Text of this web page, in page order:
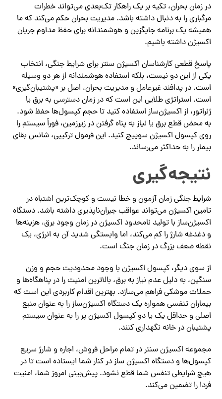
در زمان بحران، تکیه بر یک راهکار تک‌بعدی می‌تواند خطرات
مرگباری را به دنبال داشته باشد. مدیریت بحران حکم می‌کند که ما
همیشه یک برنامه جایگزین و هوشمندانه برای حفظ مداوم جریان
اکسیژن داشته باشیم.
پاسخ قطعی کارشناسان اکسیژن سنتر برای شرایط جنگی، انتخاب
یکی از این دو نیست، بلکه استفاده هوشمندانه از هر دو وسیله
است. در پدافند غیرعامل و مدیریت بحران، اصل بر «پشتیبان‌گیری»
است. استراتژی طلایی این است که در زمان دسترسی به برق یا
ژنراتور، از اکسیژن‌ساز استفاده کنید تا حجم کپسول‌ها حفظ شود.
به محض قطع برق یا نیاز به پناه گرفتن در زیرزمین، فوراً سیستم را
روی کپسول اکسیژن سوییچ کنید. این فرمول ترکیبی، شانس بقای
بیمار را به حداکثر می‌رساند.
نتیجه‌گیری
شرایط جنگی زمان آزمون و خطا نیست و کوچک‌ترین اشتباه در
تامین اکسیژن می‌تواند عواقب جبران‌ناپذیری داشته باشد. دستگاه
اکسیژن‌ساز با تولید نامحدود اکسیژن در زمان وجود برق، هزینه‌ها
و دغدغه شارژ را کم می‌کند، اما وابستگی شدید آن به انرژی، یک
نقطه ضعف بزرگ در زمان جنگ است.
از سوی دیگر، کپسول اکسیژن با وجود محدودیت حجم و وزن
سنگین، به دلیل عدم نیاز به برق، بالاترین امنیت را در پناهگاه‌ها و
حملات موشکی فراهم می‌سازد. بهترین اقدام کاربردی این است که
بیماران تنفسی همواره یک دستگاه اکسیژن‌ساز را به عنوان منبع
اصلی و حداقل یک یا دو کپسول اکسیژن پر را به عنوان سیستم
پشتیبان در خانه نگهداری کنند.
مجموعه اکسیژن سنتر در تمام مراحل فروش، اجاره و شارژ سریع
کپسول‌ها و دستگاه اکسیژن ساز در کنار شما ایستاده است تا در
هیچ شرایطی تنفس شما قطع نشود. پیش‌بینی امروز شما، امنیت
فردا را تضمین می‌کند.